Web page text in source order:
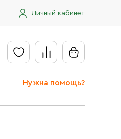
Личный кабинет
Нужна помощь?
Отправить заявку